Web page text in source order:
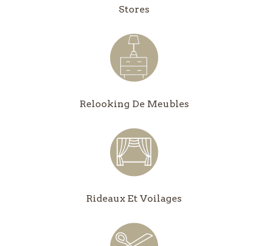
Stores
Relooking De Meubles
Rideaux Et Voilages